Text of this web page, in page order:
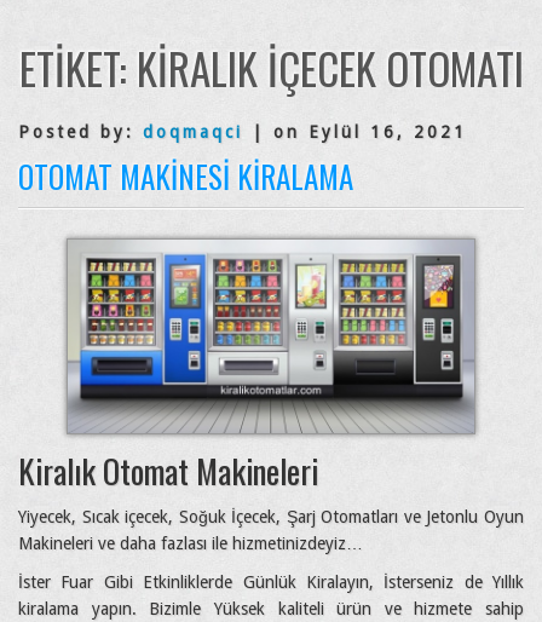
ETIKET: KIRALIK IÇECEK OTOMATI
Posted by: doqmaqci | on Eylül 16, 2021
OTOMAT MAKINESI KIRALAMA
Kiralık Otomat Makineleri
Yiyecek, Sıcak içecek, Soğuk İçecek, Şarj Otomatları ve Jetonlu Oyun
Makineleri ve daha fazlası ile hizmetinizdeyiz…
İster Fuar Gibi Etkinliklerde Günlük Kiralayın, İsterseniz de Yıllık
kiralama yapın. Bizimle Yüksek kaliteli ürün ve hizmete sahip